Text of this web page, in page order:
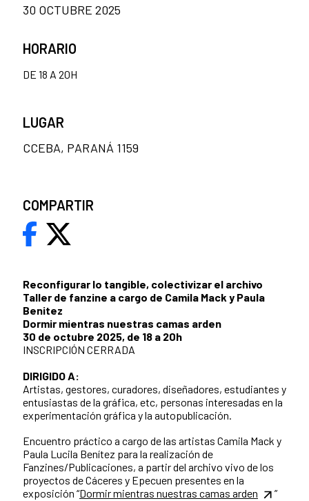
Reconfigurar lo tangible, colectivizar el archivo
Taller de fanzine a cargo de Camila Mack y Paula
Benitez
Dormir mientras nuestras camas arden
30 de octubre 2025, de 18 a 20h
INSCRIPCIÓN CERRADA
DIRIGIDO A:
Artistas, gestores, curadores, diseñadores, estudiantes y
entusiastas de la gráfica, etc, personas interesadas en la
experimentación gráfica y la autopublicación.
Encuentro práctico a cargo de las artistas Camila Mack y
Paula Lucila Benítez para la realización de
Fanzines/Publicaciones, a partir del archivo vivo de los
proyectos de Cáceres y Epecuen presentes en la
exposición “Dormir mientras nuestras camas arden
”
30 OCTUBRE 2025
HORARIO
DE 18 A 20H
LUGAR
CCEBA, PARANÁ 1159
COMPARTIR